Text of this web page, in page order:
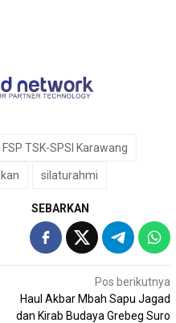
FSP TSK-SPSI Karawang
silaturahmi
SEBARKAN
Pos berikutnya
Haul Akbar Mbah Sapu Jagad
dan Kirab Budaya Grebeg Suro